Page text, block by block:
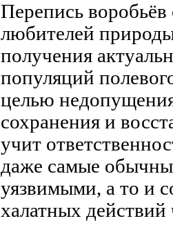
Перепись
любителей
получения
популяций
целью
сохранения и
учит
даже самые
уязвимыми, а то и
халатных действий